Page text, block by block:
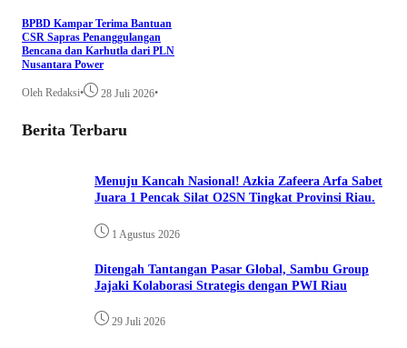
BPBD Kampar Terima Bantuan
CSR Sapras Penanggulangan
Bencana dan Karhutla dari PLN
Nusantara Power
Oleh Redaksi• 28 Juli 2026•
Berita Terbaru
Menuju Kancah Nasional! Azkia Zafeera Arfa Sabet
Juara 1 Pencak Silat O2SN Tingkat Provinsi Riau.
1 Agustus 2026
Ditengah Tantangan Pasar Global, Sambu Group
Jajaki Kolaborasi Strategis dengan PWI Riau
29 Juli 2026